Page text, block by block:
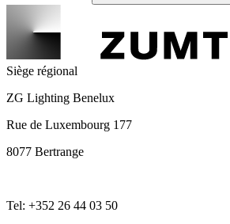
Siège régional
ZG Lighting Benelux
Rue de Luxembourg 177
8077 Bertrange
Tel: +352 26 44 03 50